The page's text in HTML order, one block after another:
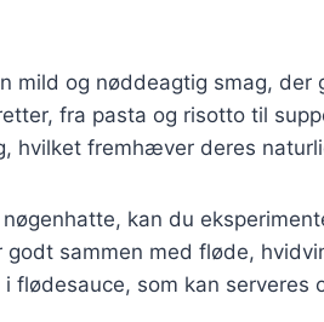
mild og nøddeagtig smag, der
fra pasta og risotto til
hvilket fremhæver deres
kan du
godt sammen med fløde,
flødesauce, som kan serveres